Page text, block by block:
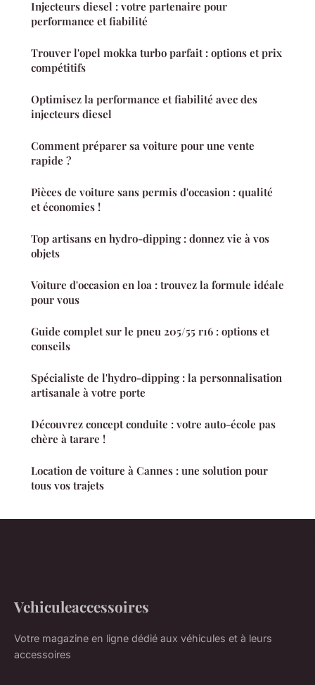
Injecteurs diesel : votre partenaire pour
performance et fiabilité
Trouver l'opel mokka turbo parfait : options et prix
compétitifs
Optimisez la performance et fiabilité avec des
injecteurs diesel
Comment préparer sa voiture pour une vente
rapide ?
Pièces de voiture sans permis d'occasion : qualité
et économies !
Top artisans en hydro-dipping : donnez vie à vos
objets
Voiture d'occasion en loa : trouvez la formule idéale
pour vous
Guide complet sur le pneu 205/55 r16 : options et
conseils
Spécialiste de l'hydro-dipping : la personnalisation
artisanale à votre porte
Découvrez concept conduite : votre auto-école pas
chère à tarare !
Location de voiture à Cannes : une solution pour
tous vos trajets
Vehiculeaccessoires
Votre magazine en ligne dédié aux véhicules et à leurs
accessoires